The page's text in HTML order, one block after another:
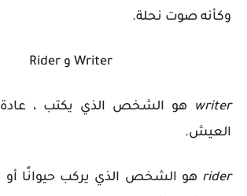
وكأنه صوت نحلة.
Writer و Rider
writer
هو الشخص الذي يكتب ،
العيش.
rider هو الشخص الذي يركب حيوانًا أو